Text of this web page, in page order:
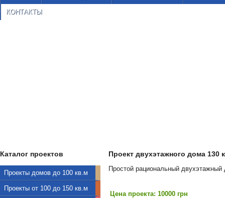
КОНТАКТЫ
Каталог проектов
Проекты домов до 100 кв.м
Проекты от 100 до 150 кв.м
Проект двухэтажного дома 130
Простой рациональный двухэтажный
Цена проекта: 10000 грн